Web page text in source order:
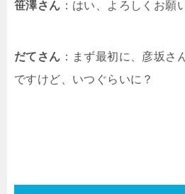
笹澤さん ：はい、よろしくお願
だてさん ：まず最初に、彦坂さ
ですけど、いつぐらいに？